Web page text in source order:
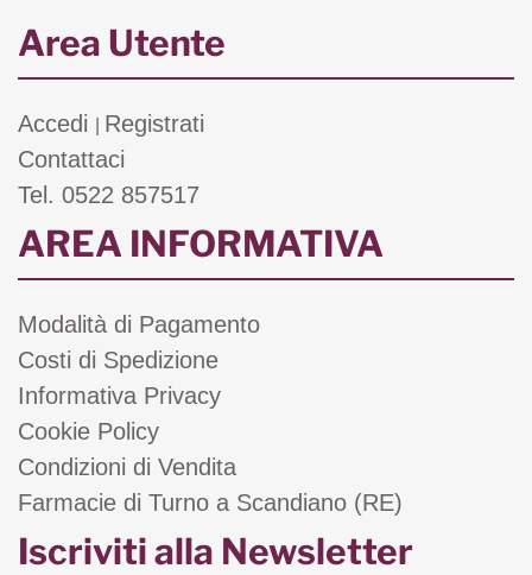
Area Utente
Accedi
Registrati
Contattaci
Tel. 0522 857517
AREA INFORMATIVA
Modalità di Pagamento
Costi di Spedizione
Informativa Privacy
Cookie Policy
Condizioni di Vendita
Farmacie di Turno a Scandiano (RE)
Iscriviti alla Newsletter